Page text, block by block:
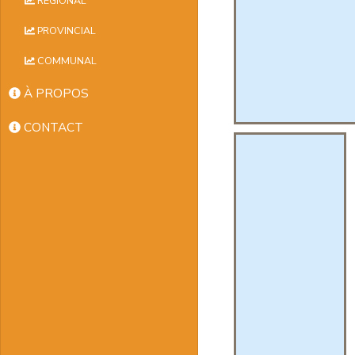
PROVINCIAL
COMMUNAL
À PROPOS
CONTACT